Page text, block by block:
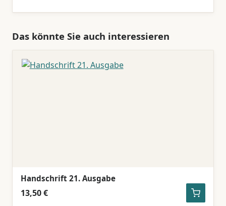
Das könnte Sie auch interessieren
Handschrift 21. Ausgabe
13,50 €